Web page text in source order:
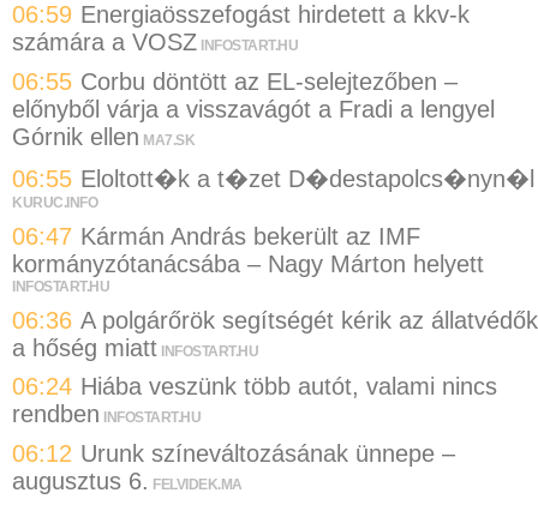
06:59 Energiaösszefogást hirdetett a kkv-k
számára a VOSZ INFOSTART.HU
06:55 Corbu döntött az EL-selejtezőben –
előnyből várja a visszavágót a Fradi a lengyel
Górnik ellen MA7.SK
06:55 Eloltott�k a t�zet D�destapolcs�nyn�l
KURUC.INFO
06:47 Kármán András bekerült az IMF
kormányzótanácsába – Nagy Márton helyett
INFOSTART.HU
06:36 A polgárőrök segítségét kérik az állatvédők
a hőség miatt INFOSTART.HU
06:24 Hiába veszünk több autót, valami nincs
rendben
INFOSTART.HU
06:12 Urunk színeváltozásának ünnepe –
augusztus 6. FELVIDEK.MA